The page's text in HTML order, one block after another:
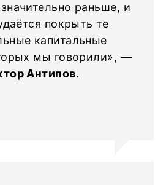
раньше, и
покрыть те
капитальные
мы говорили», —
Антипов.